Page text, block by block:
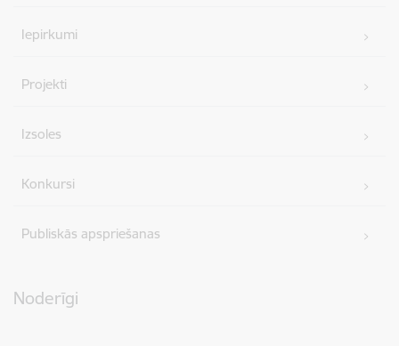
Iepirkumi
Projekti
Izsoles
Konkursi
Publiskās apspriešanas
Noderīgi